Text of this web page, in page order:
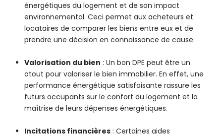
énergétiques du logement et de son impact
environnemental. Ceci permet aux acheteurs et
locataires de comparer les biens entre eux et de
prendre une décision en connaissance de cause.
Valorisation du bien : Un bon DPE peut être un
atout pour valoriser le bien immobilier. En effet, une
performance énergétique satisfaisante rassure les
futurs occupants sur le confort du logement et la
maîtrise de leurs dépenses énergétiques.
Incitations financières : Certaines aides